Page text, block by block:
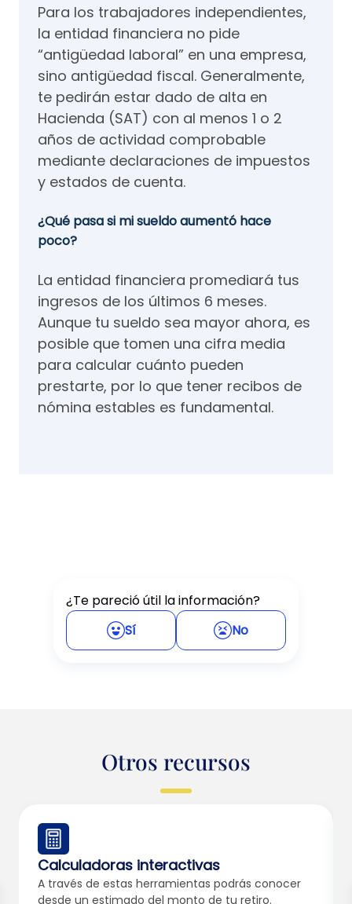
Para los trabajadores independientes,
la entidad financiera no pide
“antigüedad laboral” en una empresa,
sino antigüedad fiscal. Generalmente,
te pedirán estar dado de alta en
Hacienda (SAT) con al menos 1 o 2
años de actividad comprobable
mediante declaraciones de impuestos
y estados de cuenta.
¿Qué pasa si mi sueldo aumentó hace
poco?
La entidad financiera promediará tus
ingresos de los últimos 6 meses.
Aunque tu sueldo sea mayor ahora, es
posible que tomen una cifra media
para calcular cuánto pueden
prestarte, por lo que tener recibos de
nómina estables es fundamental.
¿Te pareció útil la información?
Sí
No
Otros recursos
Calculadoras interactivas
A través de estas herramientas podrás conocer
desde un estimado del monto de tu retiro.